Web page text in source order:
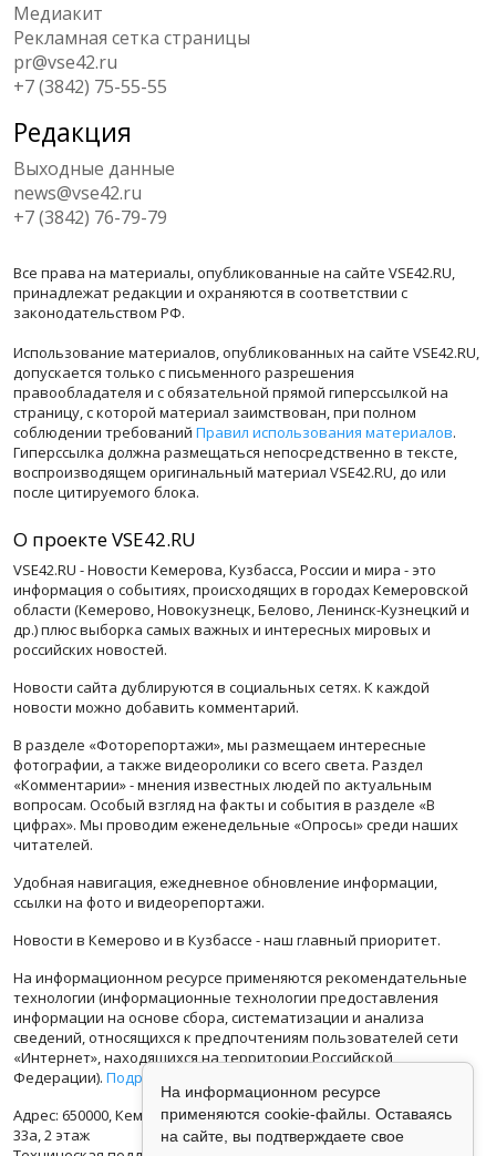
Медиакит
Рекламная сетка страницы
pr@vse42.ru
+7 (3842) 75-55-55
Редакция
Выходные данные
news@vse42.ru
+7 (3842) 76-79-79
Все права на материалы, опубликованные на сайте VSE42.RU,
принадлежат редакции и охраняются в соответствии с
законодательством РФ.
Использование материалов, опубликованных на сайте VSE42.RU,
допускается только с письменного разрешения
правообладателя и с обязательной прямой гиперссылкой на
страницу, с которой материал заимствован, при полном
соблюдении требований Правил использования материалов.
Гиперссылка должна размещаться непосредственно в тексте,
воспроизводящем оригинальный материал VSE42.RU, до или
после цитируемого блока.
О проекте VSE42.RU
VSE42.RU - Новости Кемерова, Кузбасса, России и мира - это
информация о событиях, происходящих в городах Кемеровской
области (Кемерово, Новокузнецк, Белово, Ленинск-Кузнецкий и
др.) плюс выборка самых важных и интересных мировых и
российских новостей.
Новости сайта дублируются в социальных сетях. К каждой
новости можно добавить комментарий.
В разделе «Фоторепортажи», мы размещаем интересные
фотографии, а также видеоролики со всего света. Раздел
«Комментарии» - мнения известных людей по актуальным
вопросам. Особый взгляд на факты и события в разделе «В
цифрах». Мы проводим еженедельные «Опросы» среди наших
читателей.
Удобная навигация, ежедневное обновление информации,
ссылки на фото и видеорепортажи.
Новости в Кемерово и в Кузбассе - наш главный приоритет.
На информационном ресурсе применяются рекомендательные
технологии (информационные технологии предоставления
информации на основе сбора, систематизации и анализа
сведений, относящихся к предпочтениям пользователей сети
«Интернет», находящихся на территории Российской
Федерации). Подробная информация
Адрес: 650000, Кемеровская Область, г.Кемерово, ул.Кузбасская
33а, 2 этаж
На информационном ресурсе
применяются cookie-файлы. Оставаясь
на сайте, вы подтверждаете свое